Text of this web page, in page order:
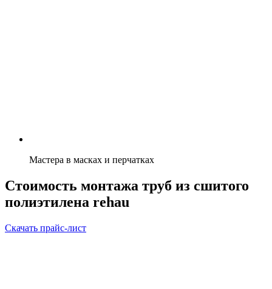
Мастера в масках и перчатках
Стоимость монтажа труб из сшитого
полиэтилена rehau
Скачать прайс-лист